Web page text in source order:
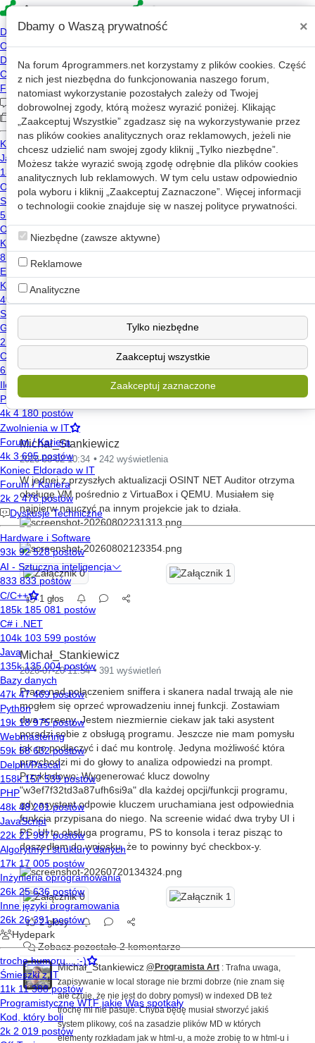
Wiadomość
Michał_Stankiewicz
Bezrobotny na cały etat
kszak
Warszawa
https://ipscanner.pl/
michalstankiewicz4-cell
dziś, 03:43
2026-01-29 21:40
1,321 wizyt
48 lat
nicnieumiem copilot
claude
vibecoding
Wpisy Michał_Stankiewicz na mikroblogu
Michał_Stankiewicz
2026-08-02 10:34 242 wyświetlenia
W jednej z przyszłych aktualizacji OSINT NET Auditor otrzyma
obsługę VM pośrednio z VirtuaBox i QEMU. Musiałem się
najpierw nauczyć na innym projekcie jak to działa.
1 głos
Michał_Stankiewicz
2026-07-20 11:54 391 wyświetleń
Prace nad połączeniem sniffera i skanera nadal trwają ale nie
mogłem się oprzeć wprowadzeniu innej funkcji. Zostawiam
dwa screeny. Jestem niezmiernie ciekaw jak taki asystent
poradzi sobie z obsługą programu. Jeszcze nie mam pomysłu
jak go podłączyć i dać mu kontrolę. Jedyna możliwość która
przychodzi mi do głowy to analiza odpowiedzi na prompt.
Przykładowo: Wygenerować klucz dowolny
"w3ef7f32td3a87ufh6si9a" dla każdej opcji/funkcji programu,
gdy asystent odpowie kluczem uruchamiana jest odpowiednia
funkcja przypisana do niego. Na screenie widać dwa tryby UI i
PS. UI to obsługa programu, PS to konsola i teraz pisząc to
doszedłem do wniosku, że to powinny być checkbox-y.
2 głosy
Zobacz pozostałe 2 komentarze
Michał_Stankiewicz @Programista Art : Trafna uwaga,
zapisywanie w local storage nie brzmi dobrze (nie znam się
ale czuję, że nie jest do dobry pomysł) w indexed DB też
trochę mi nie pasuje. Chyba będę musiał stworzyć jakiś
system plikowy, coś na zasadzie plików MD w których
elementy rozkładam jak w html-u, a może zrobię to w html-u i
Dbamy o Waszą prywatność ×
Na forum 4programmers.net korzystamy z plików cookies. Część
z nich jest niezbędna do funkcjonowania naszego forum,
natomiast wykorzystanie pozostałych zależy od Twojej
dobrowolnej zgody, którą możesz wyrazić poniżej. Klikając
„Zaakceptuj Wszystkie” zgadzasz się na wykorzystywanie przez
nas plików cookies analitycznych oraz reklamowych, jeżeli nie
chcesz udzielić nam swojej zgody kliknij „Tylko niezbędne”.
Możesz także wyrazić swoją zgodę odrębnie dla plików cookies
analitycznych lub reklamowych. W tym celu ustaw odpowiednio
pola wyboru i kliknij „Zaakceptuj Zaznaczone”. Więcej informacji
o technologii cookie znajduje się w naszej polityce prywatności.
Niezbędne (zawsze aktywne)
Reklamowe
Analityczne
Tylko niezbędne
Zaakceptuj wszystkie
Zaakceptuj zaznaczone